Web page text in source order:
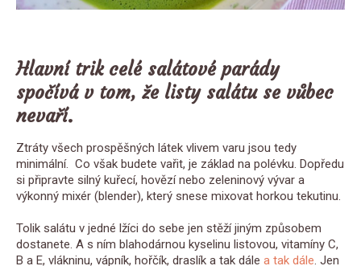
Hlavní trik celé salátové parády
spočívá v tom, že listy salátu se vůbec
nevaří.
Ztráty všech prospěšných látek vlivem varu jsou tedy
minimální. Co však budete vařit, je základ na polévku. Dopředu
si připravte silný kuřecí, hovězí nebo zeleninový vývar a
výkonný mixér (blender), který snese mixovat horkou tekutinu.
Tolik salátu v jedné lžíci do sebe jen stěží jiným způsobem
dostanete. A s ním blahodárnou kyselinu listovou, vitamíny C,
B a E, vlákninu, vápník, hořčík, draslík a tak dále a tak dále. Jen